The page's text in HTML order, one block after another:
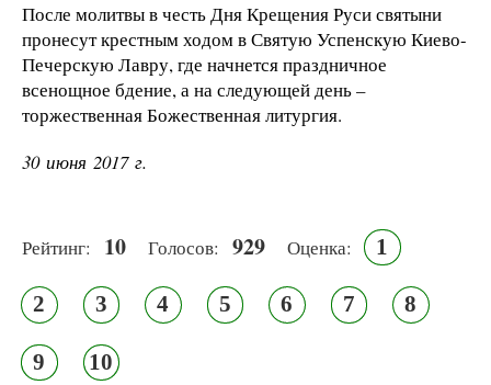
После молитвы в честь Дня Крещения Руси святыни
пронесут крестным ходом в Святую Успенскую Киево-
Печерскую Лавру, где начнется праздничное
всенощное бдение, а на следующей день –
торжественная Божественная литургия.
30 июня 2017 г.
Рейтинг: 10 Голосов: 929 Оценка: 1
2 3 4 5 6 7 8
9 10